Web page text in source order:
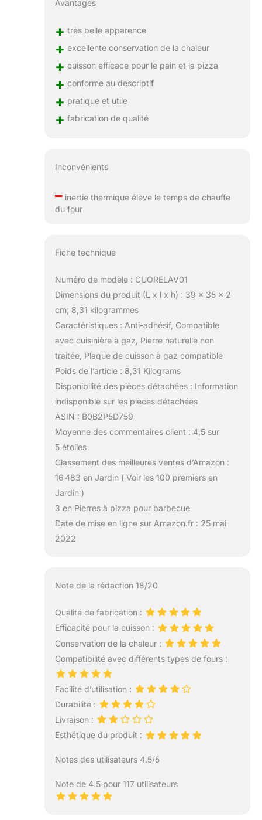
Avantages
+ très belle apparence
+ excellente conservation de la chaleur
+ cuisson efficace pour le pain et la pizza
+ conforme au descriptif
+ pratique et utile
+ fabrication de qualité
Inconvénients
–inertie thermique élève le temps de chauffe
du four
Fiche technique
Numéro de modèle : CUORELAV01
Dimensions du produit (L x l x h) : 39 x 35 x 2
cm; 8,31 kilogrammes
Caractéristiques : Anti-adhésif, Compatible
avec cuisinière à gaz, Pierre naturelle non
traitée, Plaque de cuisson à gaz compatible
Poids de l’article : 8,31 Kilograms
Disponibilité des pièces détachées : Information
indisponible sur les pièces détachées
ASIN : B0B2P5D759
Moyenne des commentaires client : 4,5 sur
5 étoiles
Classement des meilleures ventes d’Amazon :
16 483 en Jardin ( Voir les 100 premiers en
Jardin )
3 en Pierres à pizza pour barbecue
Date de mise en ligne sur Amazon.fr : 25 mai
2022
Note de la rédaction 18/20
Qualité de fabrication :
Efficacité pour la cuisson :
Conservation de la chaleur :
Compatibilité avec différents types de fours :
Facilité d’utilisation :
Durabilité :
Livraison :
Esthétique du produit :
Notes des utilisateurs 4.5/5
Note de 4.5 pour 117 utilisateurs